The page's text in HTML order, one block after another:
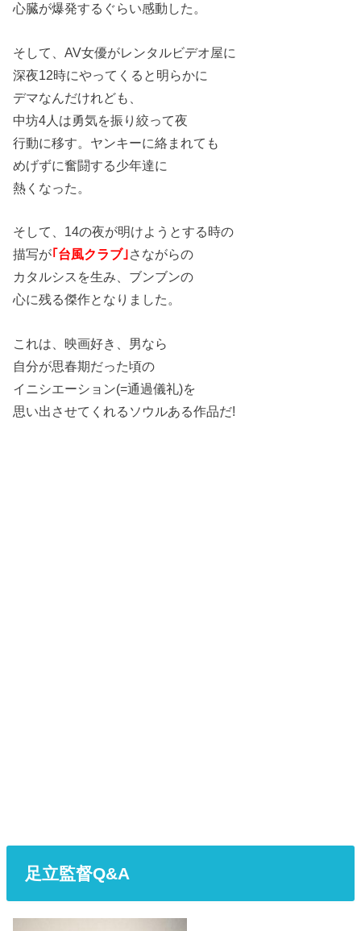
心臓が爆発するぐらい感動した。
そして、AV女優がレンタルビデオ屋に
深夜12時にやってくると明らかに
デマなんだけれども、
中坊4人は勇気を振り絞って夜
行動に移す。ヤンキーに絡まれても
めげずに奮闘する少年達に
熱くなった。
そして、14の夜が明けようとする時の
描写が｢台風クラブ｣さながらの
カタルシスを生み、ブンブンの
心に残る傑作となりました。
これは、映画好き、男なら
自分が思春期だった頃の
イニシエーション(=通過儀礼)を
思い出させてくれるソウルある作品だ!
足立監督Q&A